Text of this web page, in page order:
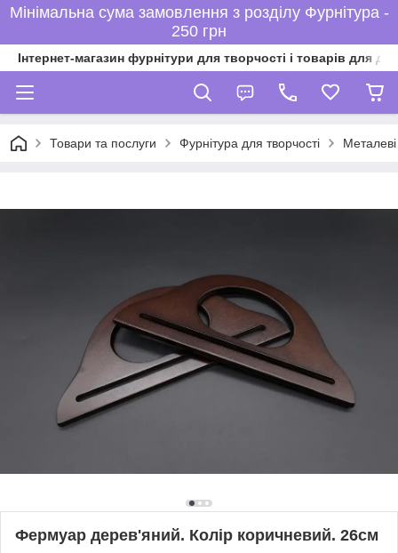
Мінімальна сума замовлення з розділу Фурнітура -
250 грн
Інтернет-магазин фурнітури для творчості і товарів для
Товари та послуги Фурнітура для творчості
Фермуар дерев'яний. Колір коричневий. 26см